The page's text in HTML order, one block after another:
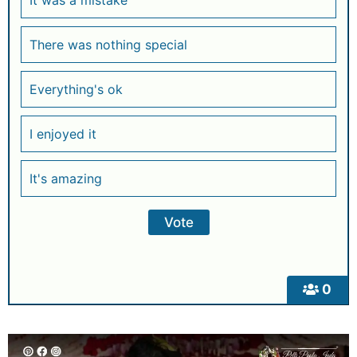
0
There was nothing special
Everything's ok
I enjoyed it
It's amazing